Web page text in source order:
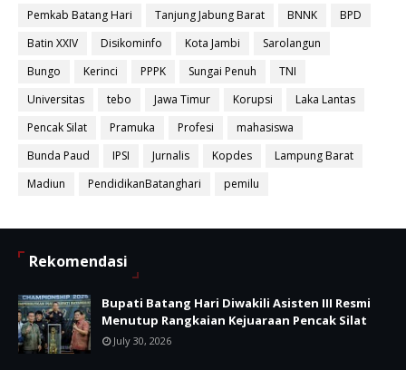
Pemkab Batang Hari
Tanjung Jabung Barat BNNK
BPD
Batin XXIV
Disikominfo Kota Jambi
Sarolangun
Bungo
Kerinci PPPK Sungai Penuh
TNI
Universitas
tebo Jawa Timur Korupsi
Laka Lantas
Pencak Silat
Pramuka Profesi
mahasiswa
Bunda Paud
IPSI Jurnalis Kopdes
Lampung Barat
Madiun
PendidikanBatanghari pemilu
Rekomendasi
Bupati Batang Hari Diwakili Asisten III Resmi
Menutup Rangkaian Kejuaraan Pencak Silat
July 30, 2026